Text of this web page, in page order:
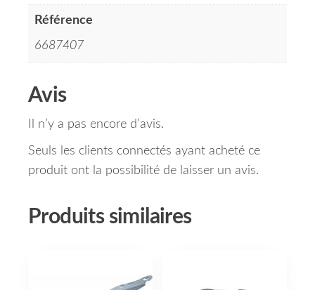
Référence
6687407
Avis
Il n’y a pas encore d’avis.
Seuls les clients connectés ayant acheté ce
produit ont la possibilité de laisser un avis.
Produits similaires